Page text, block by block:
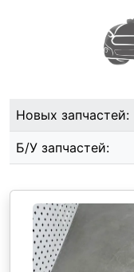
Новых запчастей:
Б/У запчастей: